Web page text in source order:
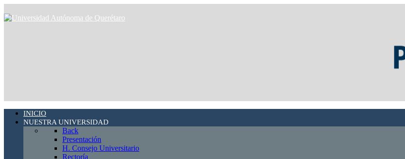
INICIO
NUESTRA UNIVERSIDAD
Back
Presentación
H. Consejo Universitario
Rectoría